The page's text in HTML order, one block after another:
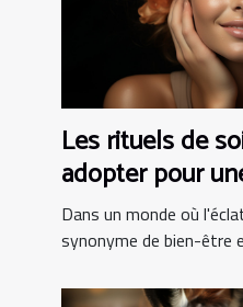
Les rituels de
adopter pour
à tout âge
Dans un monde où
synonyme de bien-être